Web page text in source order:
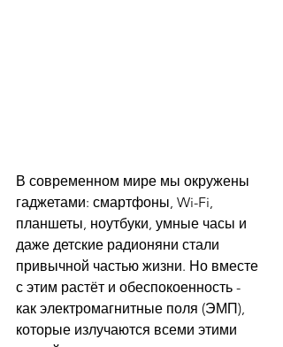
В современном мире мы окружены
гаджетами: смартфоны, Wi-Fi,
планшеты, ноутбуки, умные часы и
даже детские радионяни стали
привычной частью жизни. Но вместе
с этим растёт и обеспокоенность -
как электромагнитные поля (ЭМП),
которые излучаются всеми этими